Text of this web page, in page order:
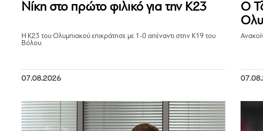
Νίκη στο πρώτο φιλικό για την Κ23
Η Κ23 του Ολυμπιακού επικράτησε με 1-0 απέναντι στην Κ19 του
Βόλου.
07.08.2026
Ο